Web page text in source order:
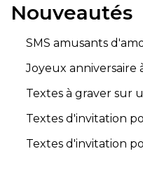
Nouveautés
SMS amusants
Joyeux anniversaire
Textes à graver sur
Textes d'invitation
Textes d'invitation